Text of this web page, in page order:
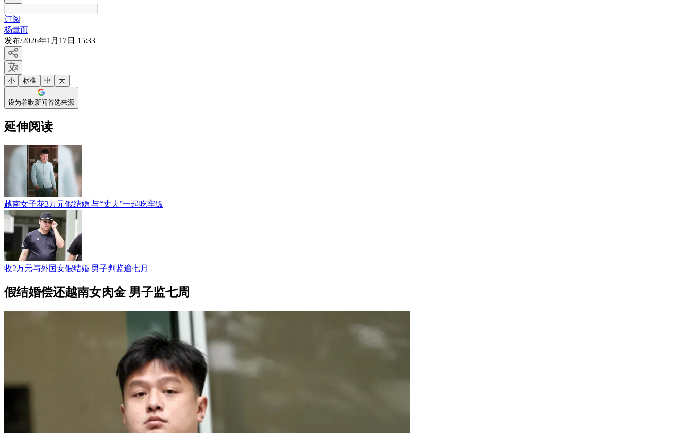
订阅
杨量而
发布/2026年1月17日 15:33
小 标准 中 大
设为谷歌新闻首选来源
延伸阅读
越南女子花3万元假结婚 与“丈夫”一起吃牢饭
收2万元与外国女假结婚 男子判监逾七月
假结婚偿还越南女肉金 男子监七周